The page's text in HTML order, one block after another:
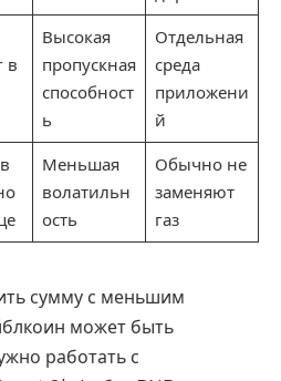
в
Высокая
пропускная
способност
ь
Отдельная
среда
приложени
й
Меньшая
волатильн
ость
Обычно не
заменяют
газ
сумму с меньшим
может быть
работать с